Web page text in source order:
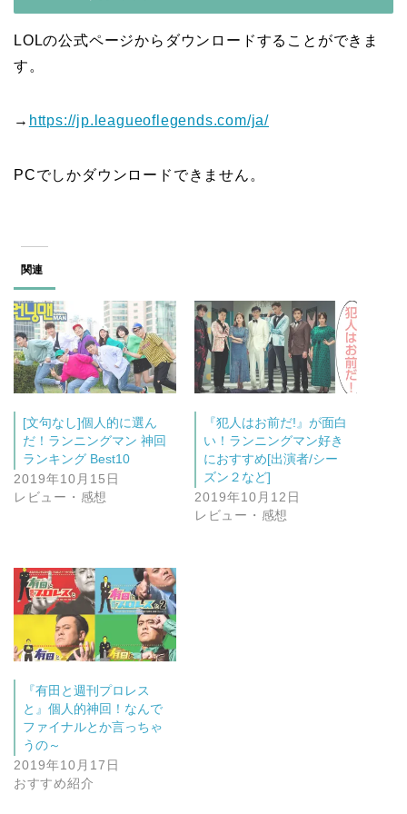
LOLの公式ページからダウンロードすることができま
す。
→ https://jp.leagueoflegends.com/ja/
PCでしかダウンロードできません。
関連
[文句なし]個人的に選ん
だ！ランニングマン 神回
ランキング Best10
2019年10月15日
レビュー・感想
『犯人はお前だ!』が面白
い！ランニングマン好き
におすすめ[出演者/シー
ズン２など]
2019年10月12日
レビュー・感想
『有田と週刊プロレス
と』個人的神回！なんで
ファイナルとか言っちゃ
うの～
2019年10月17日
おすすめ紹介